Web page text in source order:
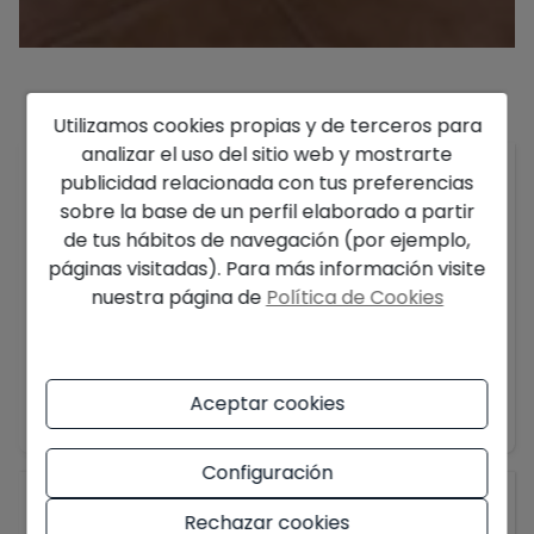
Descripción
Magnífica casa en venta con licencia turística
espectaculares vistas panorámicas al mar
situada en la exclusiva zona deSa Tuna (Begur)
a tan solo2 km de la preciosa playa de Sa Tuna
en pleno corazón de la Costa Brava, dentro del
edificados sobre una parcela de
distribuye endos niveles independientes, lo que
la convierte en una opción ideal tanto para uso
familiar como para inversión turística de alta
rentabilidad.
Mostrar más
General
Utilizamos cookies propias y de terceros para
analizar el uso del sitio web y mostrarte
publicidad relacionada con tus preferencias
sobre la base de un perfil elaborado a partir
de tus hábitos de navegación (por ejemplo,
páginas visitadas). Para más información visite
nuestra página de Política de Cookies
Aceptar cookies
Configuración
Rechazar cookies